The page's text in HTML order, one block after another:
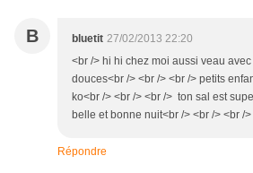
B bluetit 27/02/2013 22:20
<br /> hi hi chez moi aussi veau
douces<br /> <br /> <br /> petits
ko<br /> <br /> <br /> ton sal est
belle et bonne nuit<br /> <br /> <br /
Répondre